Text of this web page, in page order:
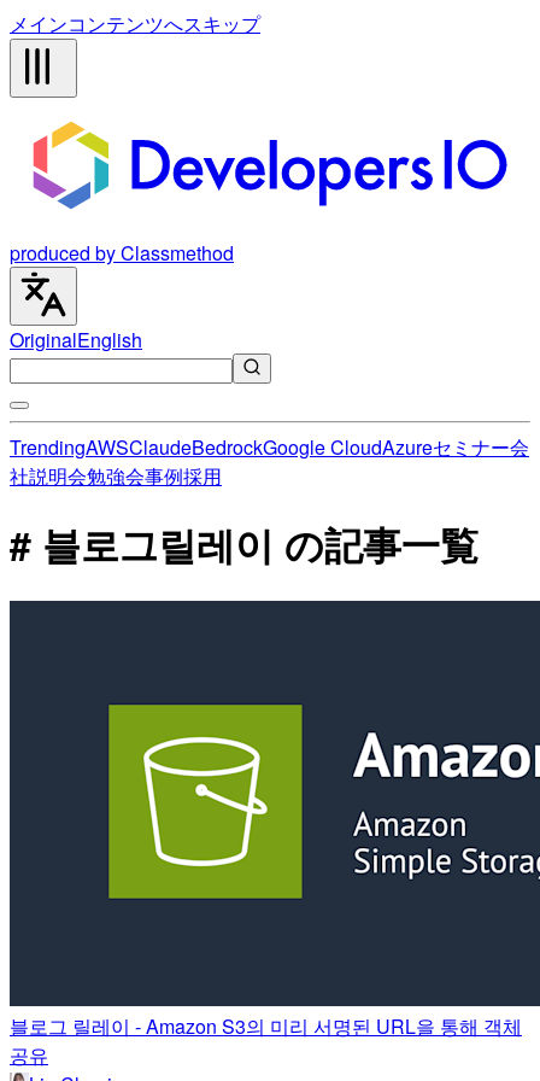
メインコンテンツへスキップ
produced by Classmethod
OriginalEnglish
TrendingAWSClaudeBedrockGoogle CloudAzureセミナー会
社説明会勉強会事例採用
# 블로그릴레이 の記事一覧
블로그 릴레이 - Amazon S3의 미리 서명된 URL을 통해 객체
공유